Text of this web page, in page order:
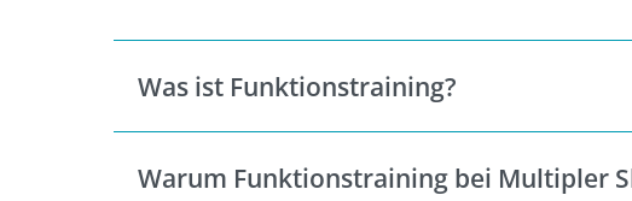
Was ist Funktionstraining?
Warum Funktionstraining bei Multipler